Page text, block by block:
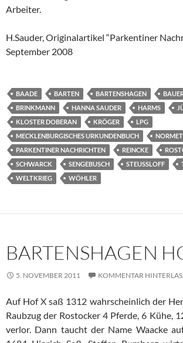
Arbeiter.
H.Sauder, Originalartikel “Parkentiner
September 2008
BAADE BARTEN BARTENSHAGEN
BRINKMANN
HANNA SAUDER HARMS
KLOSTER DOBERAN
KRÖGER
LPG
MECKLENBURGISCHES URKUNDENBUCH
NORMET
PARKENTINER NACHRICHTEN
REINCKE
SCHWARCK
SENGEBUSCH STEUSSLOFF
WELTKRIEG
WÖHLER
BARTENSHAGEN
5. NOVEMBER 2011 KOMMENTAR
Auf Hof X saß 1312 wahrscheinlich der
Raubzug der Rostocker 4 Pferde, 6 Kühe,
verlor. Dann taucht der Name Waacke